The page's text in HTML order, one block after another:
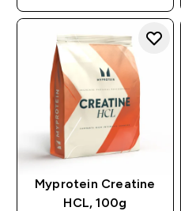
Myprotein Creatine
HCL, 100g